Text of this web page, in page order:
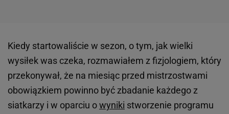
Kiedy startowaliście w sezon, o tym, jak wielki
wysiłek was czeka, rozmawiałem z fizjologiem, który
przekonywał, że na miesiąc przed mistrzostwami
obowiązkiem powinno być zbadanie każdego z
siatkarzy i w oparciu owyniki stworzenie programu